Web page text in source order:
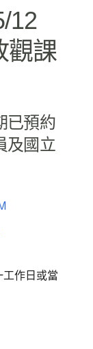
12
觀課
已預約
及國立
作日或當